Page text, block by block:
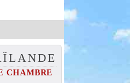
CHAMBRE